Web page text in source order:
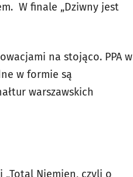
W finale „Dziwny jest
na stojąco. PPA w
w formie są
warszawskich
„Total Niemien, czyli o